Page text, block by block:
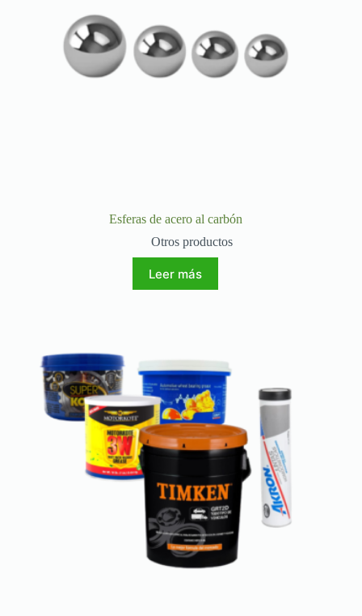
Esferas de acero al carbón
Otros productos
Leer más